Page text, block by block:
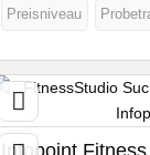
Preisniveau